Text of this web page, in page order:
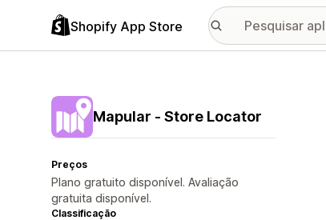
Shopify App Store
Mapular ‑ Store Locator
Preços
Plano gratuito disponível. Avaliação
gratuita disponível.
Classificação